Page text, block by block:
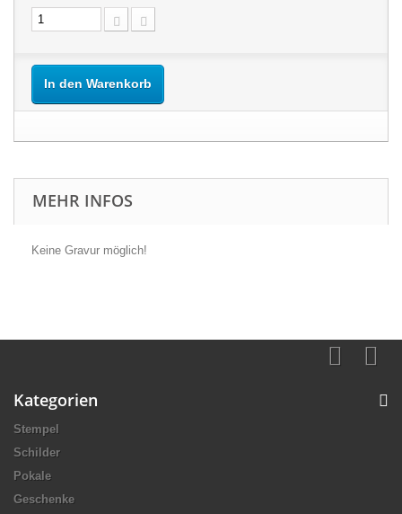
In den Warenkorb
MEHR INFOS
Keine Gravur möglich!
Kategorien
Stempel
Schilder
Pokale
Geschenke